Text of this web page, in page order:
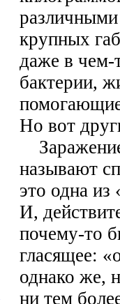
различными
крупных
даже в чем-
бактерии,
Но вот
называют
это одна из
И,
почему-то
гласящее:
однако же,
ни тем